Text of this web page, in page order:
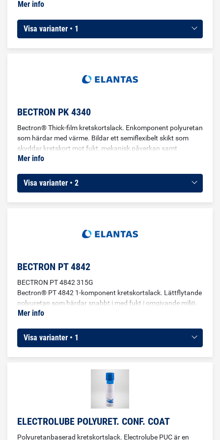
ett flexibelt material lämpligt för tätning och skydd av
Mer info
Visa varianter • 1
BECTRON PK 4340
Bectron® Thick-film kretskortslack. Enkomponent polyuretan
som härdar med värme. Bildar ett semiflexibelt skikt som
skyddar kretskort mot fukt, mekanisk påverkan samt
vibrationer.
Mer info
Visa varianter • 2
BECTRON PT 4842
BECTRON PT 4842 315G
Bectron® PT 4842 1-komponent kretskortslack. Lättflytande
polyuretan som härdar snabbt i med fukt i omgivande miljö.
Bildar ett flexibelt skikt som tätat och skyddar komponenter
shock och vibrationer.
Mer info
Visa varianter • 1
ELECTROLUBE POLYURET. CONF. COAT
Polyuretanbaserad kretskortslack. Electrolube PUC är en